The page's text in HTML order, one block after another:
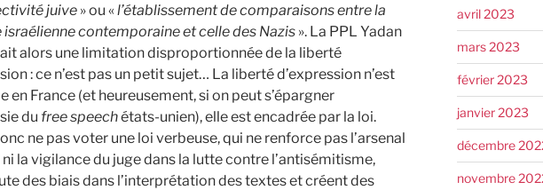
juive » ou «l’établissement de comparaisons entre la
contemporaine et celle des Nazis ». La PPL Yadan
alors une limitation disproportionnée de la liberté
: ce n’est pas un petit sujet… La liberté d’expression n’est
en France (et heureusement, si on peut s’épargner
du free speechétats-unien), elle est encadrée par la loi.
ne pas voter une loi verbeuse, qui ne renforce pas l’arsenal
la vigilance du juge dans la lutte contre l’antisémitisme,
des biais dans l’interprétation des textes et créent des
avril 2023
mars 2023
février 2023
janvier 2023
décembre
novembre